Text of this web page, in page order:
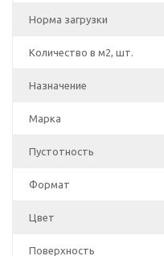
Норма загрузки
Количество в м2, шт.
Назначение
Марка
Пустотность
Формат
Цвет
Поверхность